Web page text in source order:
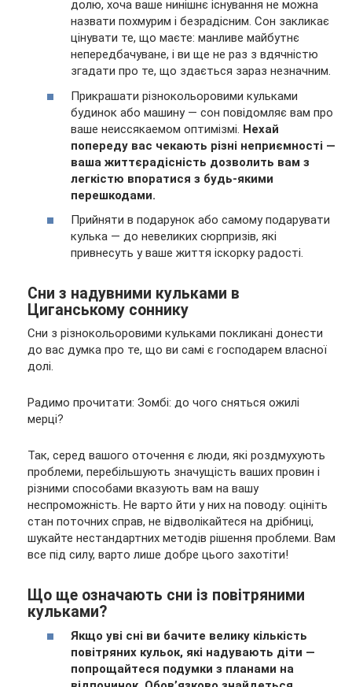
долю, хоча ваше нинішнє існування не можна
назвати похмурим і безрадісним. Сон закликає
цінувати те, що маєте: манливе майбутнє
непередбачуване, і ви ще не раз з вдячністю
згадати про те, що здається зараз незначним.
Прикрашати різнокольоровими кульками
будинок або машину — сон повідомляє вам про
ваше неиссякаемом оптимізмі. Нехай
попереду вас чекають різні неприємності —
ваша життєрадісність дозволить вам з
легкістю впоратися з будь-якими
перешкодами.
Прийняти в подарунок або самому подарувати
кулька — до невеликих сюрпризів, які
привнесуть у ваше життя іскорку радості.
Сни з надувними кульками в
Циганському соннику
Сни з різнокольоровими кульками покликані донести
до вас думка про те, що ви самі є господарем власної
долі.
Радимо прочитати: Зомбі: до чого сняться ожилі
мерці?
Так, серед вашого оточення є люди, які роздмухують
проблеми, перебільшують значущість ваших провин і
різними способами вказують вам на вашу
неспроможність. Не варто йти у них на поводу: оцініть
стан поточних справ, не відволікайтеся на дрібниці,
шукайте нестандартних методів рішення проблеми. Вам
все під силу, варто лише добре цього захотіти!
Що ще означають сни із повітряними
кульками?
Якщо уві сні ви бачите велику кількість
повітряних кульок, які надувають діти —
попрощайтеся подумки з планами на